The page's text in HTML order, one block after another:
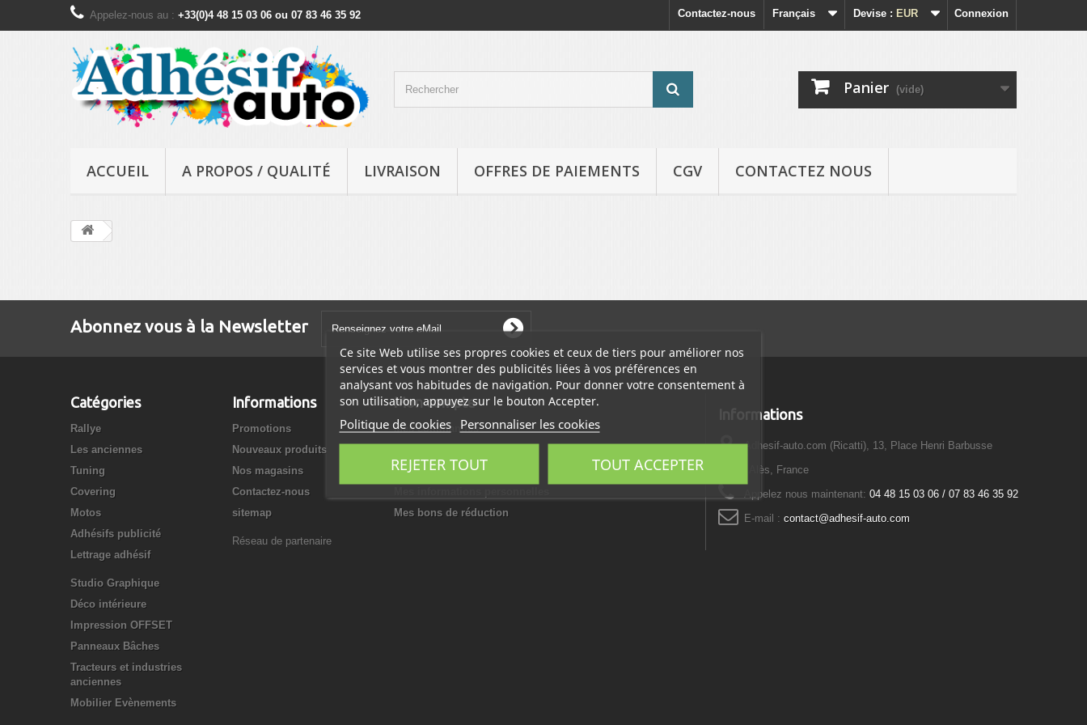
Connexion
Devise : EUR
Français
Contactez-nous
Appelez-nous au : +33(0)4 48 15 03 06 ou 07 83 46 35 92
Panier (vide)
ACCUEIL A PROPOS / QUALITÉ LIVRAISON OFFRES DE PAIEMENTS CGV CONTACTEZ NOUS
Abonnez vous à la Newsletter
Catégories
Rallye
Les anciennes
Tuning
Covering
Motos
Adhésifs publicité
Lettrage adhésif
Studio Graphique
Déco intérieure
Impression OFFSET
Panneaux Bâches
Tracteurs et industries
anciennes
Mobilier Evènements
Informations
Promotions
Nouveaux produits
Nos magasins
Contactez-nous
sitemap
Réseau de partenaire
Mon compte
Mes commandes
Mes adresses
Mes bons de réduction
Informations
Adhesif-auto.com (Ricatti), 13, Place Henri Barbusse
30100 Alès, France
Appelez nous maintenant: 04 48 15 03 06 / 07 83 46 35 92
E-mail : contact@adhesif-auto.com
Ce site Web utilise ses propres cookies et ceux de tiers pour améliorer nos
services et vous montrer des publicités liées à vos préférences en
analysant vos habitudes de navigation. Pour donner votre consentement à
son utilisation, appuyez sur le bouton Accepter.
Politique de cookies Personnaliser les cookies
REJETER TOUT TOUT ACCEPTER